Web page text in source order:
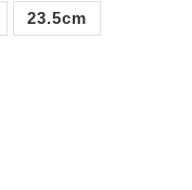
23.5cm